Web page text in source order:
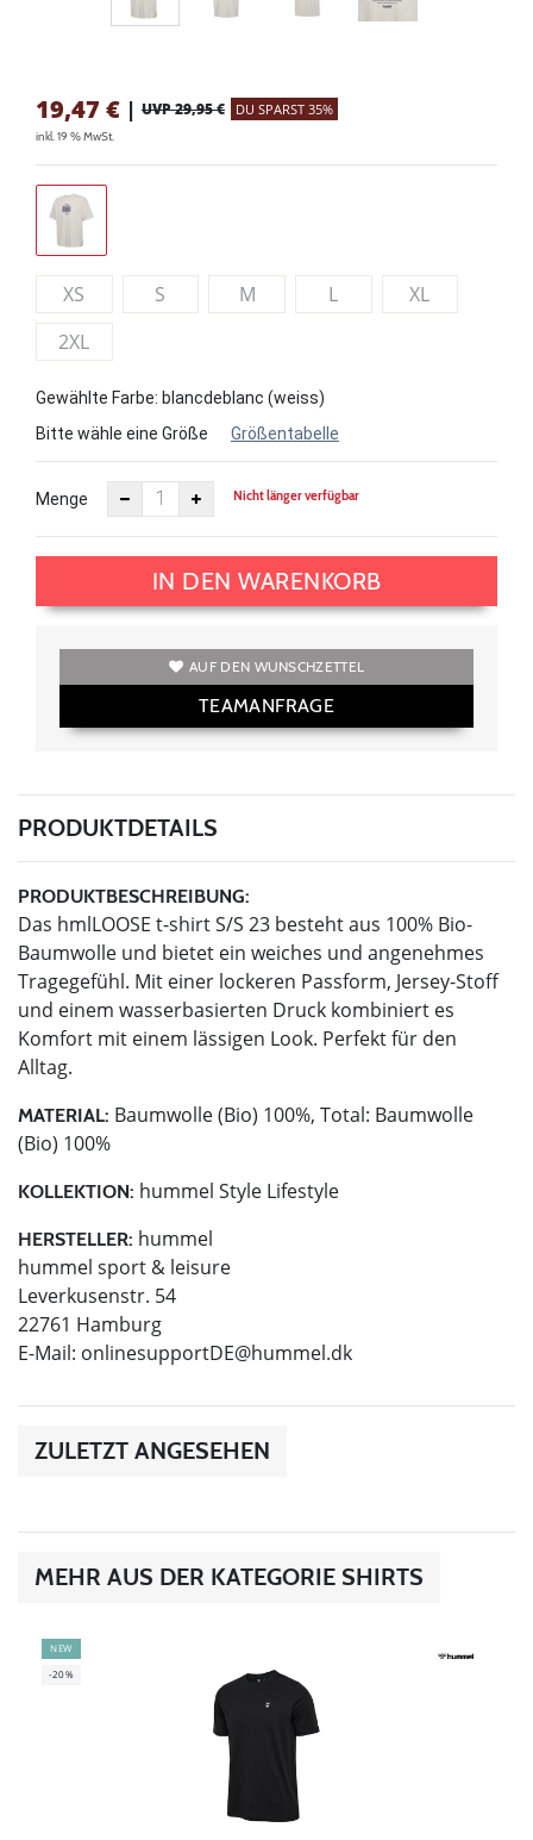
19,47 € | UVP 29,95 € DU SPARST 35%
inkl. 19 % MwSt.
XS S M L
XL
2XL
Gewählte Farbe: blancdeblanc (weiss)
Bitte wähle eine Größe
Größentabelle
Menge Nicht länger verfügbar
IN DEN WARENKORB
AUF DEN WUNSCHZETTEL
TEAMANFRAGE
PRODUKTDETAILS
PRODUKTBESCHREIBUNG:
Das hmlLOOSE t-shirt S/S 23 besteht aus 100% Bio-
Baumwolle und bietet ein weiches und angenehmes
Tragegefühl. Mit einer lockeren Passform, Jersey-Stoff
und einem wasserbasierten Druck kombiniert es
Komfort mit einem lässigen Look. Perfekt für den
Alltag.
MATERIAL: Baumwolle (Bio) 100%, Total: Baumwolle
(Bio) 100%
KOLLEKTION: hummel Style Lifestyle
HERSTELLER: hummel
hummel sport & leisure
Leverkusenstr. 54
22761 Hamburg
E-Mail: onlinesupportDE@hummel.dk
ZULETZT ANGESEHEN
MEHR AUS DER KATEGORIE SHIRTS
NEW
-20%